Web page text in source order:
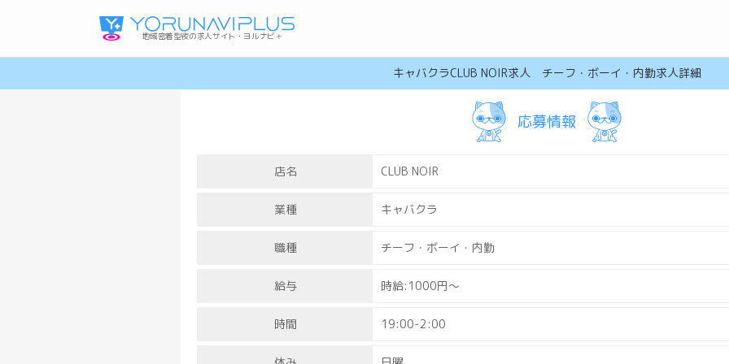
キャバクラCLUB NOIR求人 チーフ・ボーイ・内勤求人詳細
地域密着型夜の求人サイト・ヨルナビ＋
応募情報
店名 CLUB NOIR
業種 キャバクラ
職種 チーフ・ボーイ・内勤
給与 時給:1000円～
時間 19:00-2:00